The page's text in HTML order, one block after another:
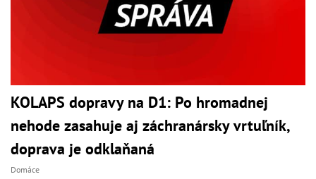
KOLAPS dopravy na D1: Po hromadnej
nehode zasahuje aj záchranársky vrtuľník,
doprava je odklaňaná
Domáce